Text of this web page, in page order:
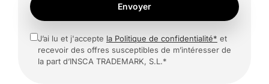
Envoyer
J’ai lu et j'accepte la Politique de confidentialité* et
recevoir des offres susceptibles de m’intéresser de
la part d’INSCA TRADEMARK, S.L.*